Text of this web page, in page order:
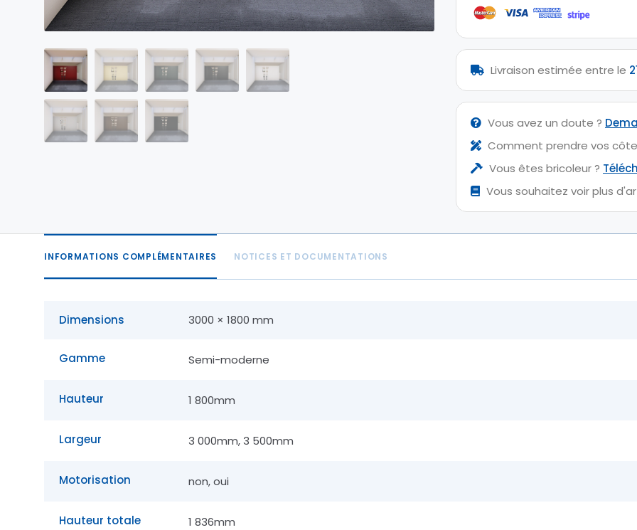
Coulissant
Livraison estimée entre le
Vous avez un doute ?
Comment prendre vos
Vous êtes bricoleur ?
Vous souhaitez voir plus
INFORMATIONS COMPLÉMENTAIRES NOTICES ET DOCUMENTATIONS
Dimensions 3000 × 1800 mm
Gamme Semi-moderne
Hauteur 1 800mm
Largeur 3 000mm, 3 500mm
Motorisation non, oui
Hauteur totale 1 836mm